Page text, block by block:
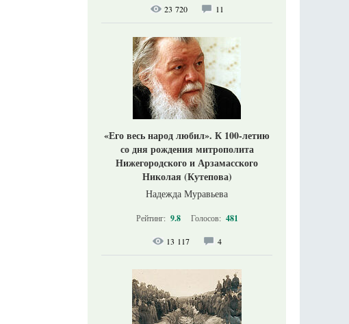
23 720 11
«Его весь народ любил». К 100-летию
со дня рождения митрополита
Нижегородского и Арзамасского
Николая (Кутепова)
Надежда Муравьева
Рейтинг: 9.8 Голосов: 481
13 117 4